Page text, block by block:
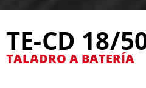
TE-CD 18/
TALADRO A BATERÍA